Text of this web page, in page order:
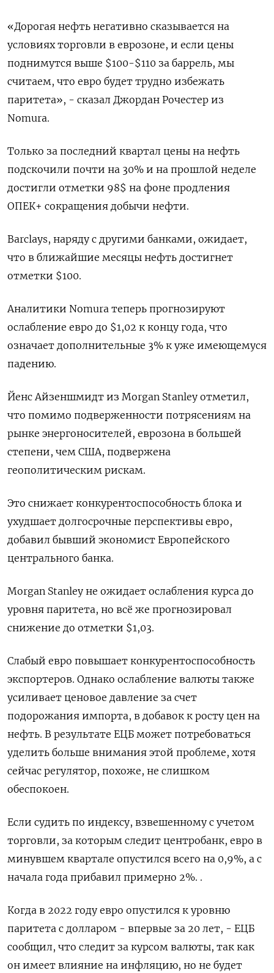
«Дорогая нефть негативно сказывается на
условиях торговли в еврозоне, и если цены
поднимутся выше $100-$110 за баррель, мы
считаем, что евро будет трудно избежать
паритета», - сказал Джордан Рочестер из
Nomura.
Только за последний квартал цены на нефть
подскочили почти на 30% и на прошлой неделе
достигли отметки 98$ на фоне продления
ОПЕК+ сокращения добычи нефти.
Barclays, наряду с другими банками, ожидает,
что в ближайшие месяцы нефть достигнет
отметки $100.
Аналитики Nomura теперь прогнозируют
ослабление евро до $1,02 к концу года, что
означает дополнительные 3% к уже имеющемуся
падению.
Йенс Айзеншмидт из Morgan Stanley отметил,
что помимо подверженности потрясениям на
рынке энергоносителей, еврозона в большей
степени, чем США, подвержена
геополитическим рискам.
Это снижает конкурентоспособность блока и
ухудшает долгосрочные перспективы евро,
добавил бывший экономист Европейского
центрального банка.
Morgan Stanley не ожидает ослабления курса до
уровня паритета, но всё же прогнозировал
снижение до отметки $1,03.
Слабый евро повышает конкурентоспособность
экспортеров. Однако ослабление валюты также
усиливает ценовое давление за счет
подорожания импорта, в добавок к росту цен на
нефть. В результате ЕЦБ может потребоваться
уделить больше внимания этой проблеме, хотя
сейчас регулятор, похоже, не слишком
обеспокоен.
Если судить по индексу, взвешенному с учетом
торговли, за которым следит центробанк, евро в
минувшем квартале опустился всего на 0,9%, а с
начала года прибавил примерно 2%. .
Когда в 2022 году евро опустился к уровню
паритета с долларом - впервые за 20 лет, - ЕЦБ
сообщил, что следит за курсом валюты, так как
он имеет влияние на инфляцию, но не будет